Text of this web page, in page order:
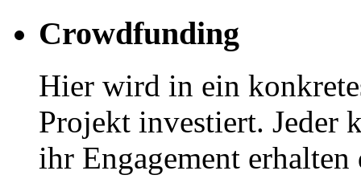
Crowdfunding
Hier wird in ein
Projekt investiert. Jeder
ihr Engagement